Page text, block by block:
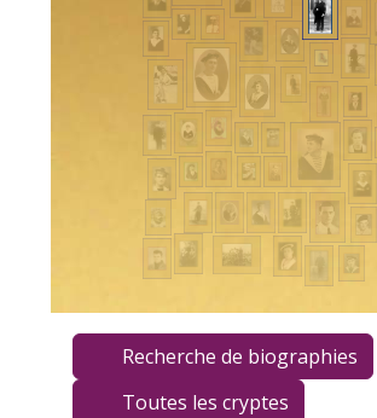
Recherche de biographies
Toutes les cryptes